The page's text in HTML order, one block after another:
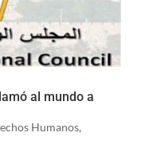
al mundo a
Humanos,